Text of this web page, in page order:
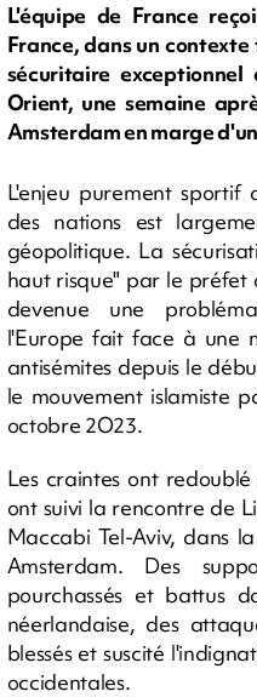
L'équipe de France
France, dans un
sécuritaire
Orient, une semaine
Amsterdam en marge
L'enjeu purement sportif
des nations est
géopolitique. La
haut risque" par le préfet
devenue une
l'Europe fait face à une
antisémites depuis le
le mouvement islamiste
octobre 2O23.
Les craintes ont
ont suivi la rencontre de
Maccabi Tel-Aviv, dans
Amsterdam. Des
pourchassés et battus
néerlandaise, des
blessés et suscité
occidentales.